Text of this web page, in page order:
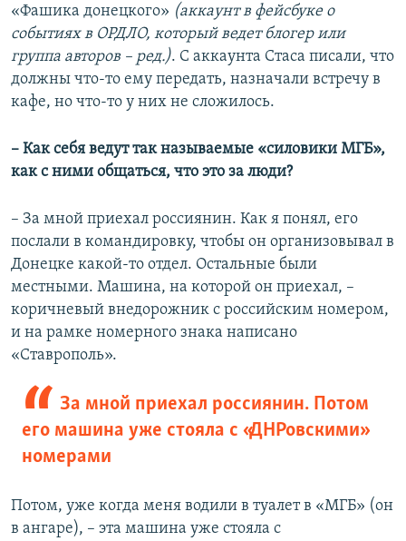
«Фашика донецкого» (аккаунт в фейсбуке о
событиях в ОРДЛО, который ведет блогер или
группа авторов – ред.). С аккаунта Стаса писали, что
должны что-то ему передать, назначали встречу в
кафе, но что-то у них не сложилось.
–​ Как себя ведут так называемые «​силовики МГБ»​,
как с ними общаться, что это за люди?
– За мной приехал россиянин. Как я понял, его
послали в командировку, чтобы он организовывал в
Донецке какой-то отдел. Остальные были
местными. Машина, на которой он приехал, –
коричневый внедорожник с российским номером,
и на рамке номерного знака написано
«Ставрополь».
За мной приехал россиянин. Потом
его машина уже стояла с «ДНРовскими»
номерами
Потом, уже когда меня водили в туалет в «МГБ» (он
в ангаре), – эта машина уже стояла с